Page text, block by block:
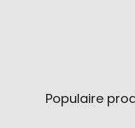
Populaire